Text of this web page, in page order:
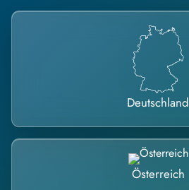
Deutschland
Österreich